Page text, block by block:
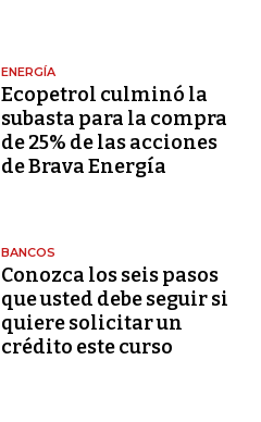
ENERGÍA
Ecopetrol culminó la
subasta para la compra
de 25% de las acciones
de Brava Energía
BANCOS
Conozca los seis pasos
que usted debe seguir si
quiere solicitar un
crédito este curso